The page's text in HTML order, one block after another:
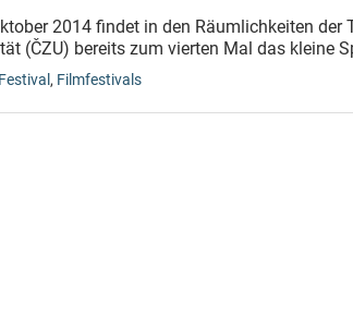
2014 findet in den Räumlichkeiten der
(ČZU) bereits zum vierten Mal das kleine
, Filmfestivals